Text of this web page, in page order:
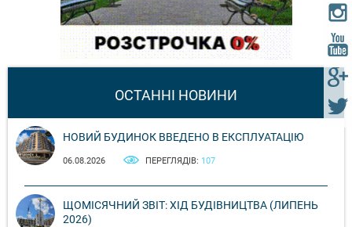
ОСТАННІ НОВИНИ
НОВИЙ БУДИНОК ВВЕДЕНО В ЕКСПЛУАТАЦІЮ
06.08.2026 ПЕРЕГЛЯДІВ: 107
ЩОМІСЯЧНИЙ ЗВІТ: ХІД БУДІВНИЦТВА (ЛИПЕНЬ
2026)